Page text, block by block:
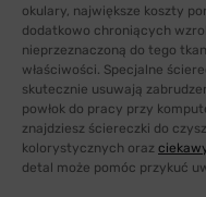
okulary, największe koszty
dodatkowo chroniących
nieprzeznaczoną do tego
właściwości. Specjalne
skutecznie usuwają
powłok do pracy przy
znajdziesz ściereczki do
kolorystycznych oraz
detal może pomóc przykuć